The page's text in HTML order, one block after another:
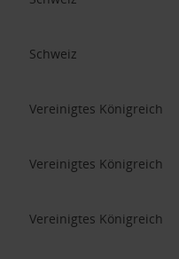
Schweiz
Vereinigtes Königreich
Vereinigtes Königreich
Vereinigtes Königreich